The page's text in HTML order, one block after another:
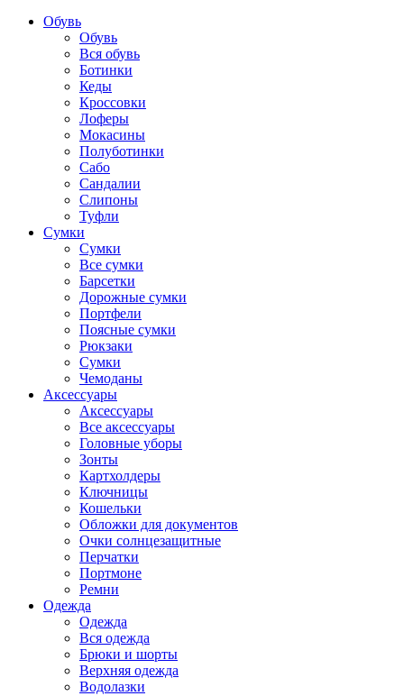
Обувь
Обувь
Вся обувь
Ботинки
Кеды
Кроссовки
Лоферы
Мокасины
Полуботинки
Сабо
Сандалии
Слипоны
Туфли
Сумки
Сумки
Все сумки
Барсетки
Дорожные сумки
Портфели
Поясные сумки
Рюкзаки
Сумки
Чемоданы
Аксессуары
Аксессуары
Все аксессуары
Головные уборы
Зонты
Картхолдеры
Ключницы
Кошельки
Обложки для документов
Очки солнцезащитные
Перчатки
Портмоне
Ремни
Одежда
Одежда
Вся одежда
Брюки и шорты
Верхняя одежда
Водолазки